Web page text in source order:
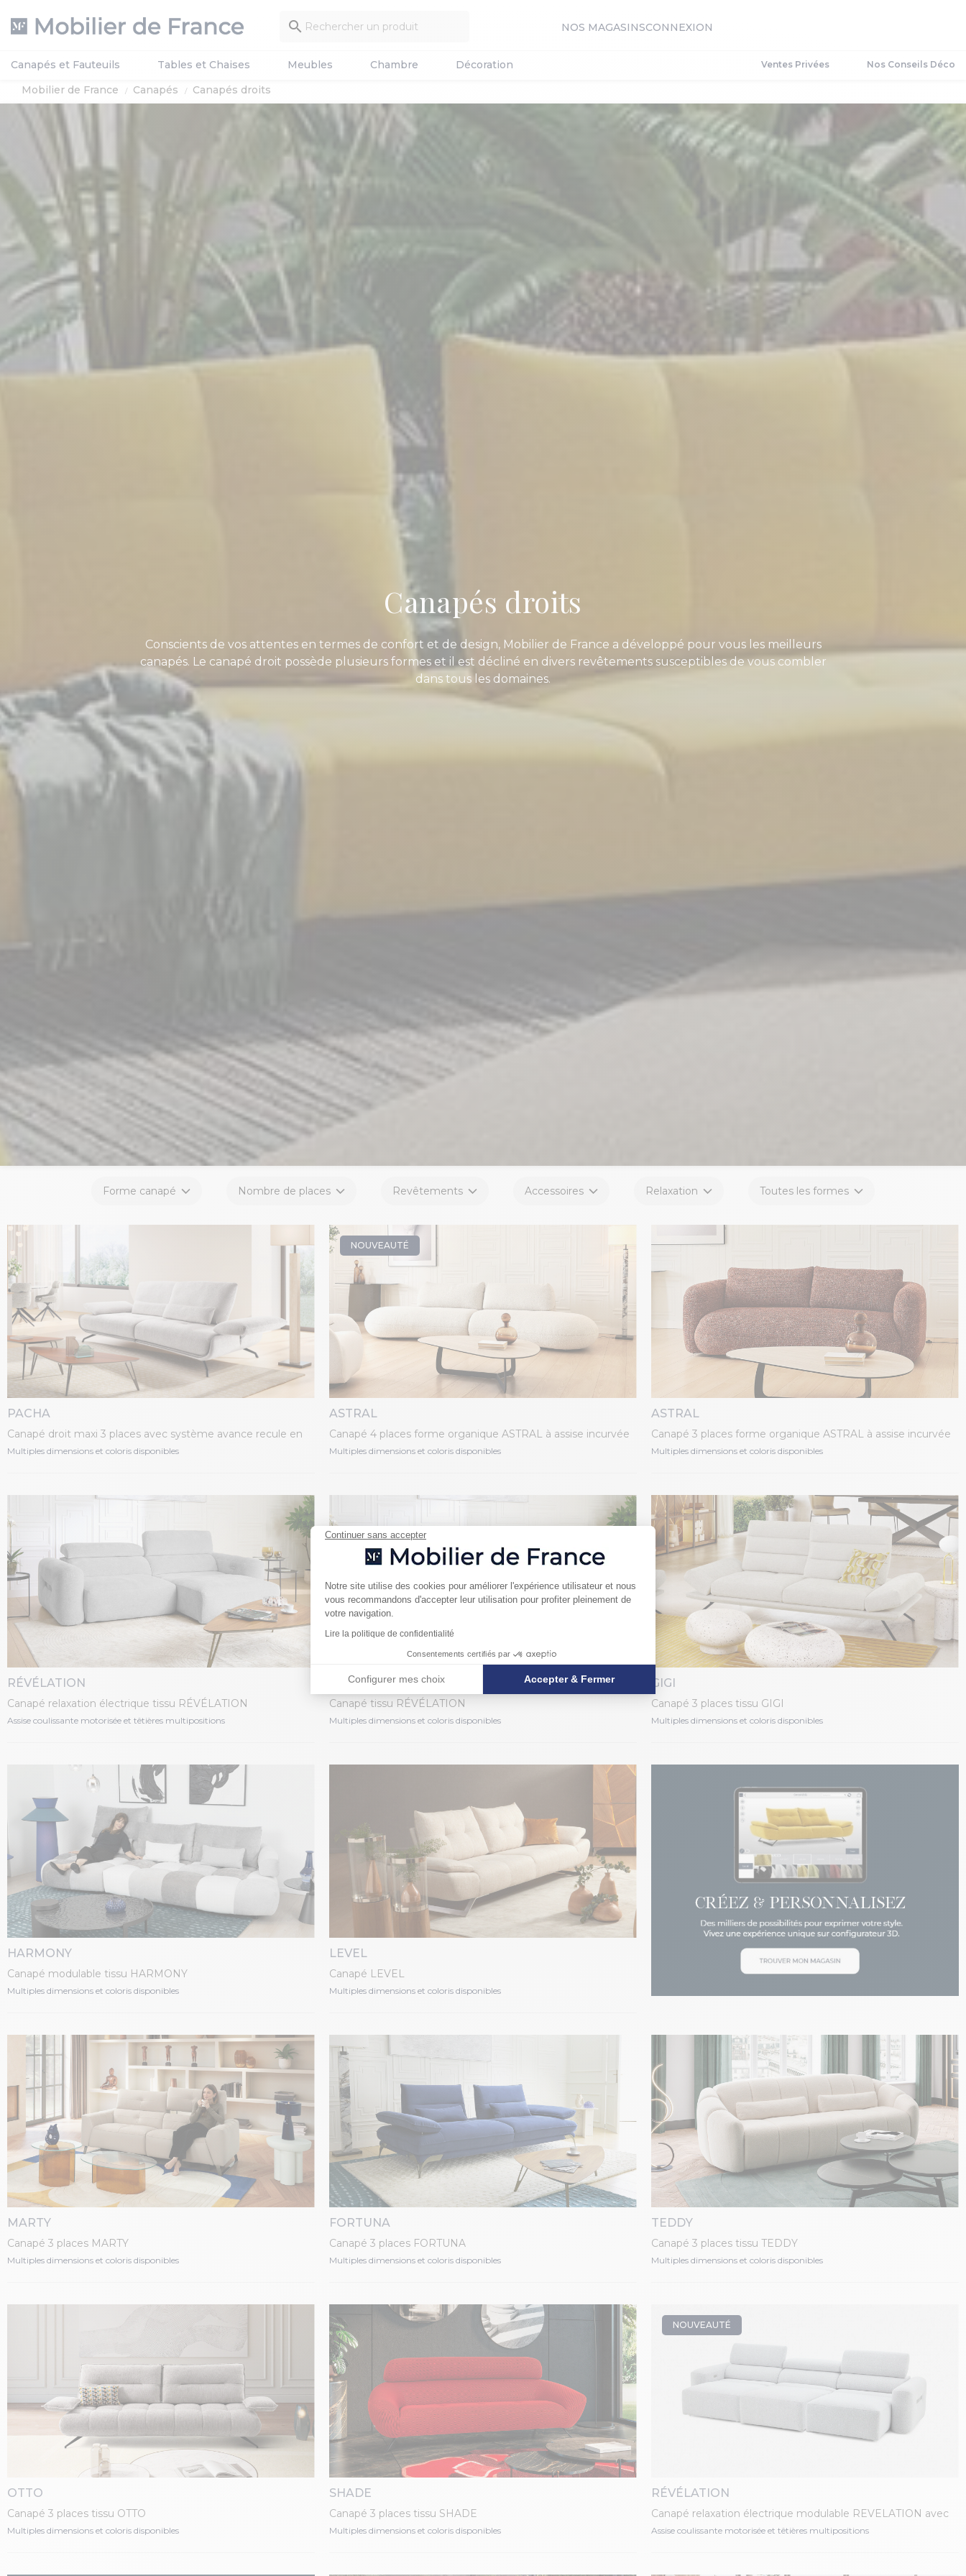
Continuer sans accepter
Plateforme de Gestion du Consentement : Personnalisez vos Options
Notre site utilise des cookies pour améliorer l'expérience utilisateur et nous
vous recommandons d'accepter leur utilisation pour profiter pleinement de
votre navigation.
Lire la politique de confidentialité
Consentements certifiés par
Configurer mes choix Accepter & Fermer
Axeptio consent
 NOS MAGASINSCONNEXION
Canapés et Fauteuils Tables et Chaises Meubles Chambre Décoration Ventes Privées Nos Conseils Déco
Mobilier de France Canapés Canapés droits
Canapés droits
Conscients de vos attentes en termes de confort et de design, Mobilier de France a développé pour vous les meilleurs
canapés. Le canapé droit possède plusieurs formes et il est décliné en divers revêtements susceptibles de vous combler
dans tous les domaines.
Forme canapé Nombre de places Revêtements Accessoires Relaxation Toutes les formes
PACHA
Canapé droit maxi 3 places avec système avance recule en
tissus.
Multiples dimensions et coloris disponibles
NOUVEAUTÉ
ASTRAL
Canapé 4 places forme organique ASTRAL à assise incurvée
Multiples dimensions et coloris disponibles
ASTRAL
Canapé 3 places forme organique ASTRAL à assise incurvée
Multiples dimensions et coloris disponibles
RÉVÉLATION
Canapé relaxation électrique tissu RÉVÉLATION
Assise coulissante motorisée et têtières multipositions
RÉVÉLATION
Canapé tissu RÉVÉLATION
Multiples dimensions et coloris disponibles
GIGI
Canapé 3 places tissu GIGI
Multiples dimensions et coloris disponibles
HARMONY
Canapé modulable tissu HARMONY
Multiples dimensions et coloris disponibles
LEVEL
Canapé LEVEL
Multiples dimensions et coloris disponibles
MARTY
Canapé 3 places MARTY
Multiples dimensions et coloris disponibles
FORTUNA
Canapé 3 places FORTUNA
Multiples dimensions et coloris disponibles
TEDDY
Canapé 3 places tissu TEDDY
Multiples dimensions et coloris disponibles
OTTO
Canapé 3 places tissu OTTO
Multiples dimensions et coloris disponibles
SHADE
Canapé 3 places tissu SHADE
Multiples dimensions et coloris disponibles
NOUVEAUTÉ
RÉVÉLATION
Canapé relaxation électrique modulable REVELATION avec
assise coulissante
Assise coulissante motorisée et têtières multipositions